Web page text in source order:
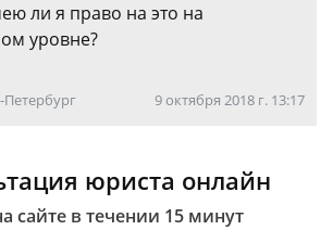
ли я право на это на
уровне?
Петербург 9 октября 2018 г. 13:17
юриста онлайн
сайте в течении 15 минут